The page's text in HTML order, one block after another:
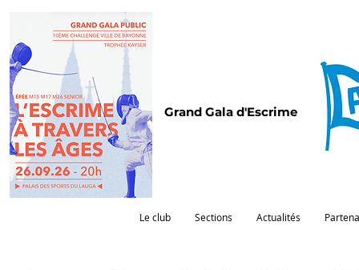
Grand Gala d'Escrime
Le club Sections Actualités